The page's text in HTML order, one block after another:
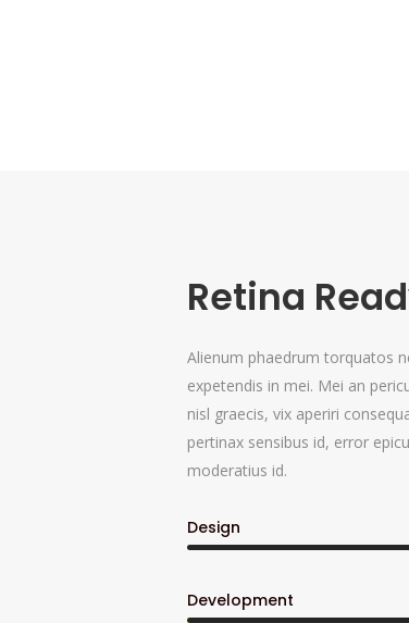
Retina
Alienum phaedrum torquatos
expetendis in mei. Mei an
nisl graecis, vix aperiri
pertinax sensibus id, error
moderatius id.
Design
Development